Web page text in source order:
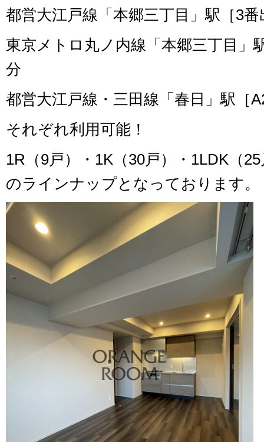
都営大江戸線「本郷三丁目」駅［3
東京メトロ丸ノ内線「本郷三丁目」
分
都営大江戸線・三田線「春日」駅［
それぞれ利用可能！
1R（9戸）・1K（30戸）・1LDK（
のラインナップとなっております。